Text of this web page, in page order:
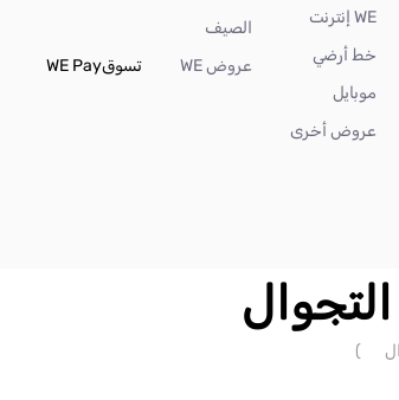
WE إنترنت
خط أرضي
موبايل
عروض أخرى
الصيف
عروض WE
تسوقWE Pay
)